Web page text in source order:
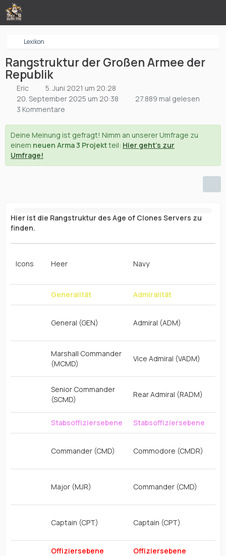
Lexikon
Rangstruktur der Großen Armee der
Republik
Eric
5. Juni 2021 um 20:28
20. September 2025 um 20:38
27.889 mal gelesen
3 Kommentare
Deine Meinung ist gefragt! Nimm an unserer Umfrage zu
einem neuen Arma 3 Projektteil: Hier geht's zur
Umfrage!
Hier ist die Rangstruktur des Age of Clones Servers zu
finden.
Icons Heer Navy
Generalität Admiralität
General (GEN) Admiral (ADM)
Marshall Commander
(MCMD)
Vice Admiral (VADM)
Senior Commander
(SCMD)
Rear Admiral (RADM)
Stabsoffiziersebene Stabsoffiziersebene
Commander (CMD) Commodore (CMDR)
Major (MJR) Commander (CMD)
Captain (CPT) Captain (CPT)
Offiziersebene Offiziersebene